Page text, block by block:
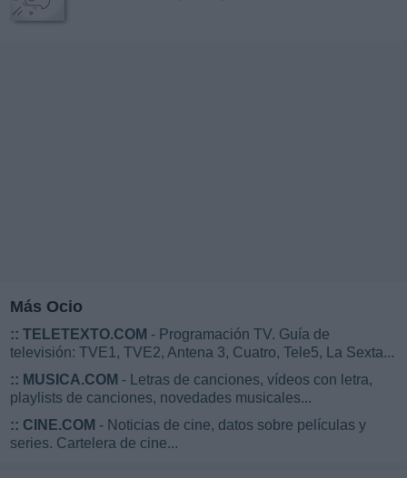
Más Ocio
:: TELETEXTO.COM - Programación TV. Guía de
televisión: TVE1, TVE2, Antena 3, Cuatro, Tele5, La Sexta...
:: MUSICA.COM - Letras de canciones, vídeos con letra,
playlists de canciones, novedades musicales...
:: CINE.COM - Noticias de cine, datos sobre películas y
series. Cartelera de cine...